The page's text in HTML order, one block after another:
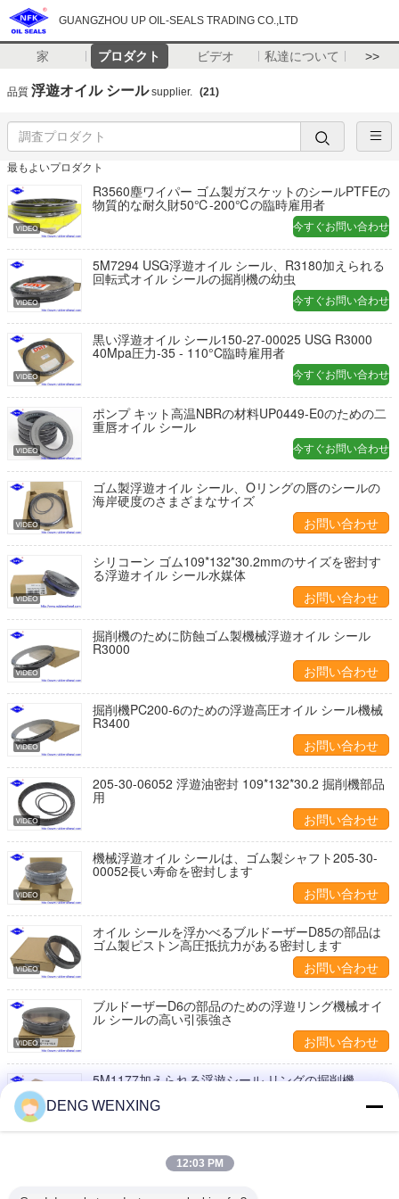
GUANGZHOU UP OIL-SEALS TRADING CO.,LTD
家 プロダクト ビデオ 私達について >>
品質 浮遊オイル シールsupplier. (21)
最もよいプロダクト
R3560塵ワイパー ゴム製ガスケットのシールPTFEの
物質的な耐久財50℃-200℃の臨時雇用者
今すぐお問い合わせ
5M7294 USG浮遊オイル シール、R3180加えられる
回転式オイル シールの掘削機の幼虫
今すぐお問い合わせ
黒い浮遊オイル シール150-27-00025 USG R3000
40Mpa圧力-35 - 110°C臨時雇用者
今すぐお問い合わせ
ポンプ キット高温NBRの材料UP0449-E0のための二
重唇オイル シール
今すぐお問い合わせ
ゴム製浮遊オイル シール、Oリングの唇のシールの
海岸硬度のさまざまなサイズ
お問い合わせ
シリコーン ゴム109*132*30.2mmのサイズを密封す
る浮遊オイル シール水媒体
お問い合わせ
掘削機のために防蝕ゴム製機械浮遊オイル シール
R3000
お問い合わせ
掘削機PC200-6のための浮遊高圧オイル シール機械
R3400
お問い合わせ
205-30-06052 浮遊油密封 109*132*30.2 掘削機部品
用
お問い合わせ
機械浮遊オイル シールは、ゴム製シャフト205-30-
00052長い寿命を密封します
お問い合わせ
オイル シールを浮かべるブルドーザーD85の部品は
ゴム製ピストン高圧抵抗力がある密封します
お問い合わせ
ブルドーザーD6の部品のための浮遊リング機械オイ
ル シールの高い引張強さ
お問い合わせ
5M1177加えられる浮遊シール リングの掘削機
塵ワイパーOリング オイル シール長い寿命を密封す
るゴム製材料R2500水媒体
DENG WENXING
12:03 PM